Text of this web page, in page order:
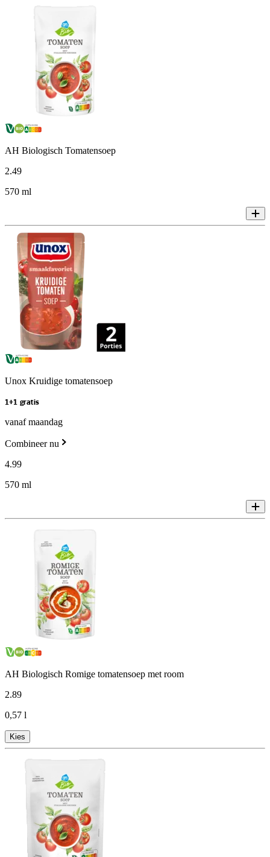
AH Biologisch Tomatensoep
2.49
570 ml
Unox Kruidige tomatensoep
1+1 gratis
vanaf maandag
Combineer nu
4.99
570 ml
AH Biologisch Romige tomatensoep met room
2.89
0,57 l
Kies